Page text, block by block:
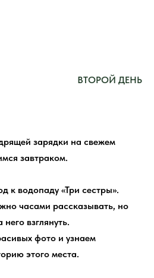
ВТОРОЙ ДЕНЬ
зарядки на свежем
завтраком.
к водопаду «Три сестры».
часами рассказывать, но
взглянуть.
фото и узнаем
этого места.